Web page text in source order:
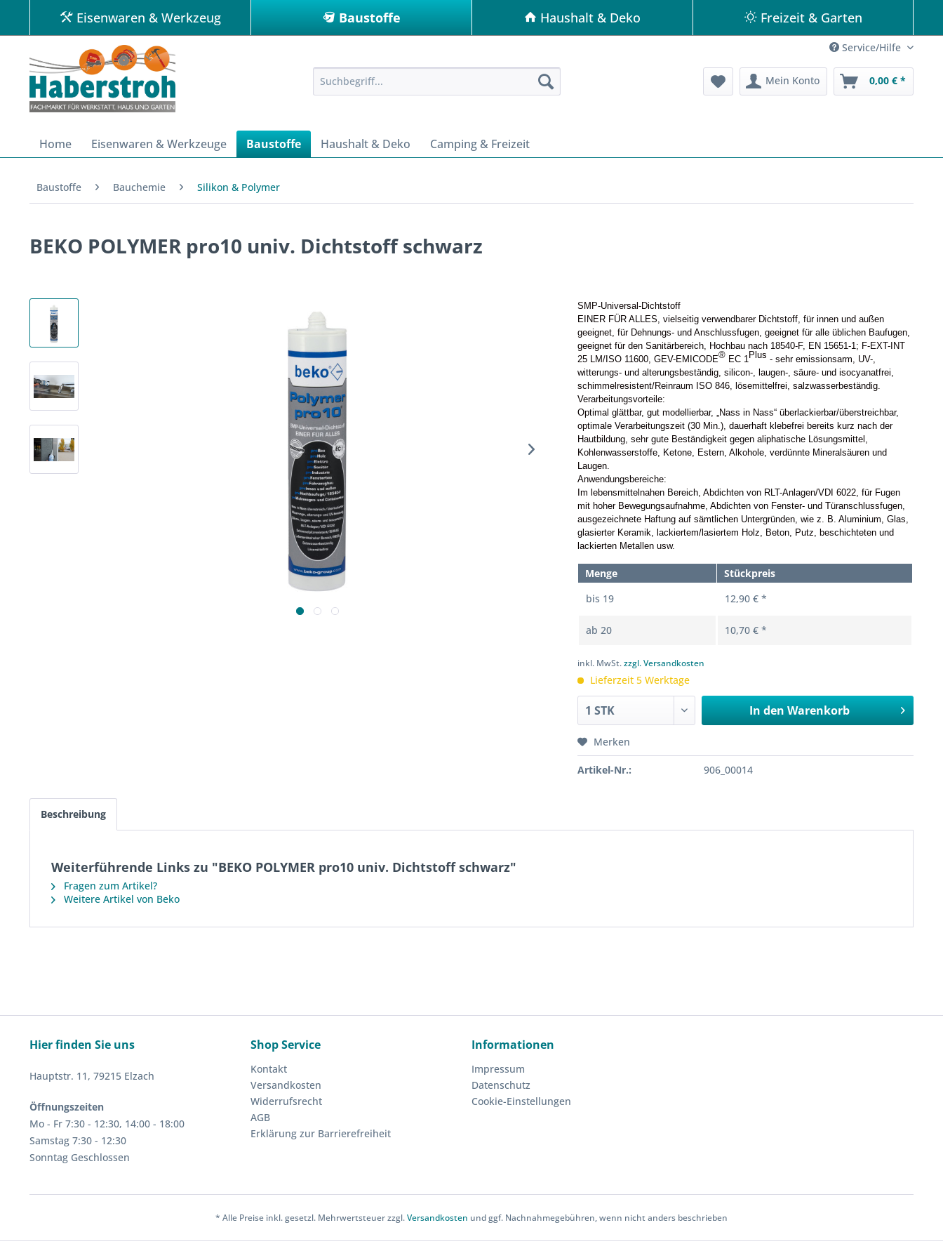
Eisenwaren & Werkzeug Baustoffe Haushalt & Deko Freizeit & Garten
Service/Hilfe
Mein Konto 0,00 € *
Home Eisenwaren & Werkzeuge Baustoffe Haushalt & Deko Camping & Freizeit
Baustoffe Bauchemie Silikon & Polymer
BEKO POLYMER pro10 univ. Dichtstoff schwarz
SMP-Universal-Dichtstoff
EINER FÜR ALLES, vielseitig verwendbarer Dichtstoff, für innen und außen
geeignet, für Dehnungs- und Anschlussfugen, geeignet für alle üblichen Baufugen,
geeignet für den Sanitärbereich, Hochbau nach 18540-F, EN 15651-1; F-EXT-INT
25 LM/ISO 11600, GEV-EMICODE® EC 1 Plus - sehr emissionsarm, UV-,
witterungs- und alterungsbeständig, silicon-, laugen-, säure- und isocyanatfrei,
schimmelresistent/Reinraum ISO 846, lösemittelfrei, salzwasserbeständig.
Verarbeitungsvorteile:
Optimal glättbar, gut modellierbar, „Nass in Nass“ überlackierbar/überstreichbar,
optimale Verarbeitungszeit (30 Min.), dauerhaft klebefrei bereits kurz nach der
Hautbildung, sehr gute Beständigkeit gegen aliphatische Lösungsmittel,
Kohlenwasserstoffe, Ketone, Estern, Alkohole, verdünnte Mineralsäuren und
Laugen.
Anwendungsbereiche:
Im lebensmittelnahen Bereich, Abdichten von RLT-Anlagen/VDI 6022, für Fugen
mit hoher Bewegungsaufnahme, Abdichten von Fenster- und Türanschlussfugen,
ausgezeichnete Haftung auf sämtlichen Untergründen, wie z. B. Aluminium, Glas,
glasierter Keramik, lackiertem/lasiertem Holz, Beton, Putz, beschichteten und
lackierten Metallen usw.
Menge
Stückpreis
bis 19 12,90 € *
ab 20 10,70 € *
inkl. MwSt.zzgl. Versandkosten
Lieferzeit 5 Werktage
In den Warenkorb
Merken
Artikel-Nr.: 906_00014
Beschreibung
Weiterführende Links zu "BEKO POLYMER pro10 univ. Dichtstoff schwarz"
Fragen zum Artikel?
Weitere Artikel von Beko
Hier finden Sie uns
Hauptstr. 11, 79215 Elzach
Öffnungszeiten
Mo - Fr 7:30 - 12:30, 14:00 - 18:00
Samstag 7:30 - 12:30
Sonntag Geschlossen
Shop Service
Kontakt
Versandkosten
Widerrufsrecht
AGB
Erklärung zur Barrierefreiheit
Informationen
Impressum
Datenschutz
Cookie-Einstellungen
* Alle Preise inkl. gesetzl. Mehrwertsteuer zzgl.Versandkosten und ggf. Nachnahmegebühren, wenn nicht anders beschrieben